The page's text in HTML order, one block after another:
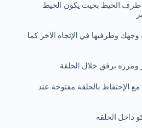
طرف الخيط بحيث يكون الخيط
وطرفيها في الإتجاه الآخر كما
الإحتفاظ بالحلقة مفتوحة عند